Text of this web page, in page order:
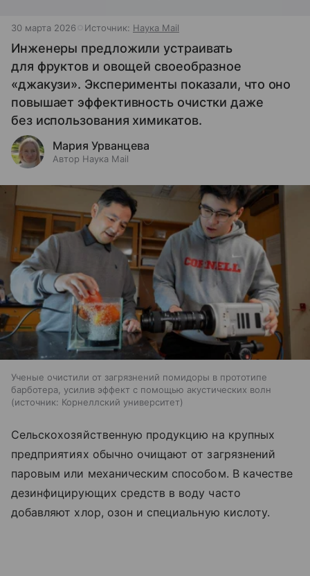
30 марта 2026 Источник: Наука Mail
Инженеры предложили устраивать
для фруктов и овощей своеобразное
«джакузи». Эксперименты показали, что оно
повышает эффективность очистки даже
без использования химикатов.
Мария Урванцева
Автор Наука Mail
Ученые очистили от загрязнений помидоры в прототипе
барботера, усилив эффект с помощью акустических волн
источник: Корнеллский университет
Сельскохозяйственную продукцию на крупных
предприятиях обычно очищают от загрязнений
паровым или механическим способом. В качестве
дезинфицирующих средств в воду часто
добавляют хлор, озон и специальную кислоту.